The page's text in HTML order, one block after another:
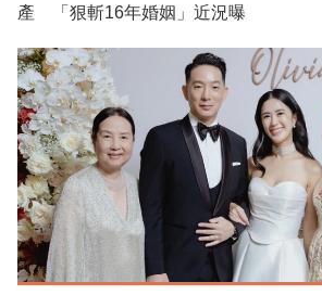
產 「狠斬16年婚姻」近況曝